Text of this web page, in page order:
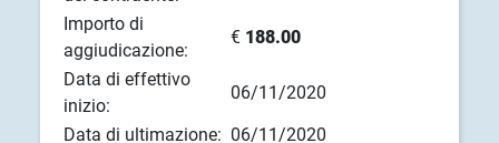
Importo di
aggiudicazione:
€ 188.00
Data di effettivo
inizio:
06/11/2020
Data di ultimazione: 06/11/2020